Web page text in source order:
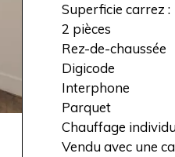
Superficie carrez
2 pièces
Rez-de-chaussée
Digicode
Interphone
Parquet
Chauffage
Vendu avec une